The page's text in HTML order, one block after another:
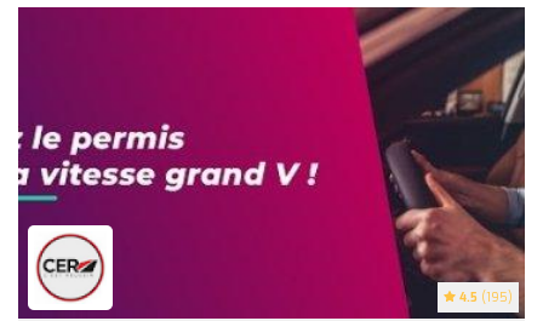
4.5 (195)